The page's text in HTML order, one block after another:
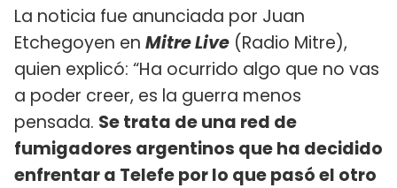
La noticia fue anunciada por Juan
Etchegoyen en Mitre Live (Radio Mitre),
quien explicó: “Ha ocurrido algo que no vas
a poder creer, es la guerra menos
pensada. Se trata de una red de
fumigadores argentinos que ha decidido
enfrentar a Telefe por lo que pasó el otro